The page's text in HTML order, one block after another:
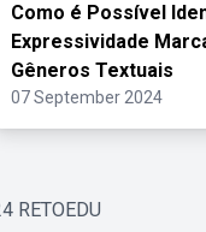
Como é Possível
Expressividade
Gêneros Textuais
07 September 2024
RETOEDU